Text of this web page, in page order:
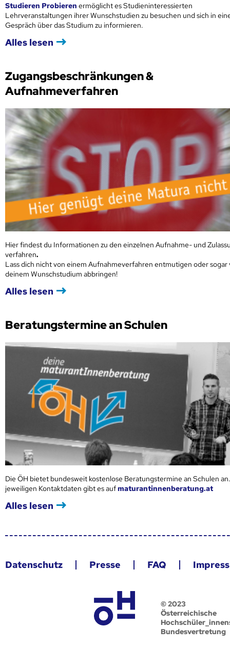
Studieren Probieren ermöglicht es Studieninteressierten
Lehrveranstaltungen ihrer Wunschstudien zu besuchen und sich in
Gespräch über das Studium zu informieren.
Alles lesen
Zugangsbeschränkungen &
Aufnahmeverfahren
Hier findest du Informationen zu den einzelnen Aufnahme- und
verfahren.
Lass dich nicht von einem Aufnahmeverfahren entmutigen oder sogar
deinem Wunschstudium abbringen!
Alles lesen
Beratungstermine an Schulen
Die ÖH bietet bundesweit kostenlose Beratungstermine an Schulen
jeweiligen Kontaktdaten gibt es aufmaturantinnenberatung.at
Alles lesen
Datenschutz Presse FAQ
© 2023
Österreichische
Bundesvertretung